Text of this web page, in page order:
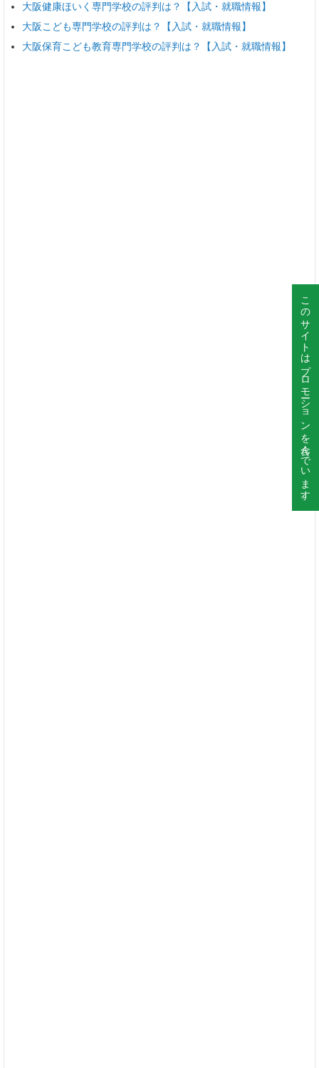
大阪健康ほいく専門学校の評判は？【入試・就職情報】
大阪こども専門学校の評判は？【入試・就職情報】
大阪保育こども教育専門学校の評判は？【入試・就職情報】
このサイトはプロモーションを含んでいます。